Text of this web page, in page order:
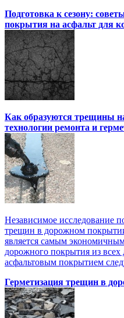
Подготовка к сезону:
покрытия на асфальт для
Как образуются трещины
технологии ремонта и
Независимое исследование
трещин в дорожном
является самым
дорожного покрытия из
асфальтовым покрытием
Герметизация трещин в